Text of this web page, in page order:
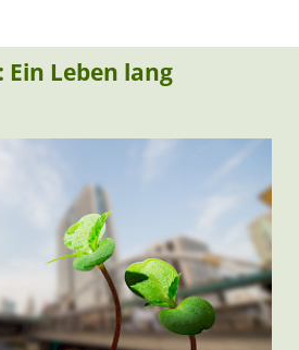
Leben lang